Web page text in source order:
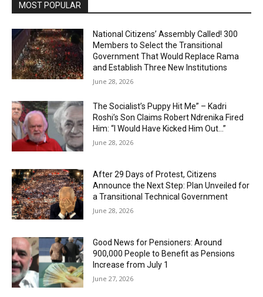
MOST POPULAR
National Citizens’ Assembly Called! 300
Members to Select the Transitional
Government That Would Replace Rama
and Establish Three New Institutions
June 28, 2026
The Socialist’s Puppy Hit Me” – Kadri
Roshi’s Son Claims Robert Ndrenika Fired
Him: “I Would Have Kicked Him Out…”
June 28, 2026
After 29 Days of Protest, Citizens
Announce the Next Step: Plan Unveiled for
a Transitional Technical Government
June 28, 2026
Good News for Pensioners: Around
900,000 People to Benefit as Pensions
Increase from July 1
June 27, 2026